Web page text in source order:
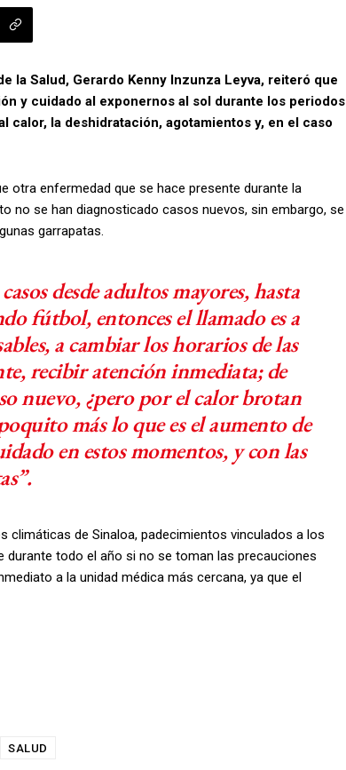
la Salud, Gerardo Kenny Inzunza Leyva, reiteró que
y cuidado al exponernos al sol durante los periodos
calor, la deshidratación, agotamientos y, en el caso
otra enfermedad que se hace presente durante la
no se han diagnosticado casos nuevos, sin embargo, se
garrapatas.
desde adultos mayores, hasta
fútbol, entonces el llamado es a
a cambiar los horarios de las
recibir atención inmediata; de
nuevo, ¿pero por el calor brotan
más lo que es el aumento de
en estos momentos, y con las
climáticas de Sinaloa, padecimientos vinculados a los
durante todo el año si no se toman las precauciones
a la unidad médica más cercana, ya que el
SALUD